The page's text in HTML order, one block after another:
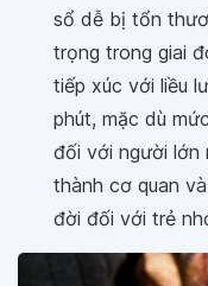
sổ dễ bị tổn
trọng trong giai
tiếp xúc với liều
phút, mặc dù
đối với người lớn
thành cơ quan
đời đối với trẻ